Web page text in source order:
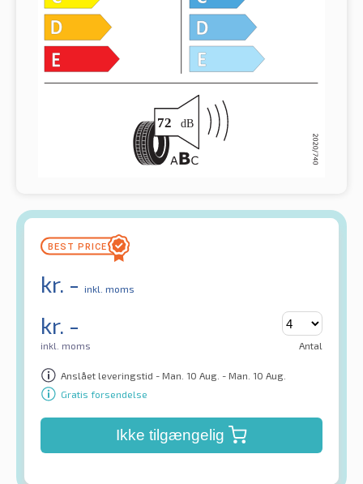
kr. - inkl. moms
kr. -
inkl. moms Antal
Anslået leveringstid - Man. 10 Aug. - Man. 10 Aug.
Gratis forsendelse
Ikke tilgængelig